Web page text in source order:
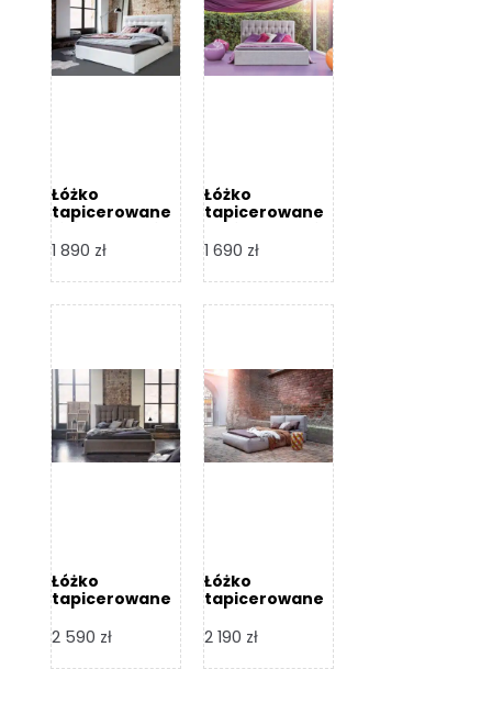
Łóżko
tapicerowane
Design
1 890 zł
Łóżko
tapicerowane
Design
1 690 zł
Łóżko
tapicerowane
Design
2 590 zł
Łóżko
tapicerowane
Design
2 190 zł